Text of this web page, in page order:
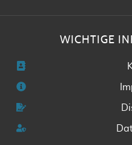
WICHTIGE